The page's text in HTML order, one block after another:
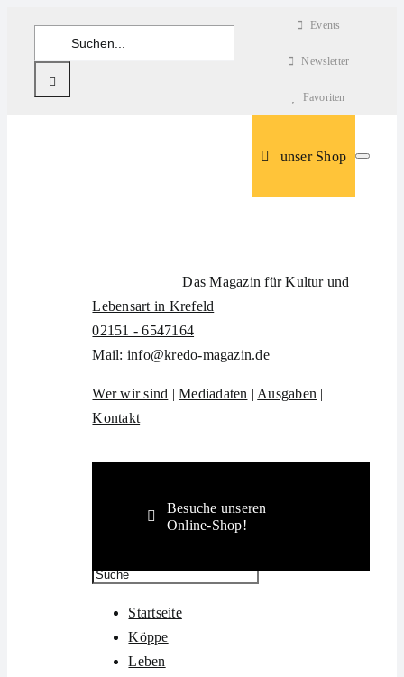
springen
nach:
Events
Newsletter
Favoriten
unser Shop
Das Magazin für Kultur und
Lebensart in Krefeld
02151 - 6547164
Mail: info@kredo-magazin.de
Wer wir sind |Mediadaten | Ausgaben |
Kontakt
Besuche unseren
Online-Shop!
Startseite
Köppe
Leben